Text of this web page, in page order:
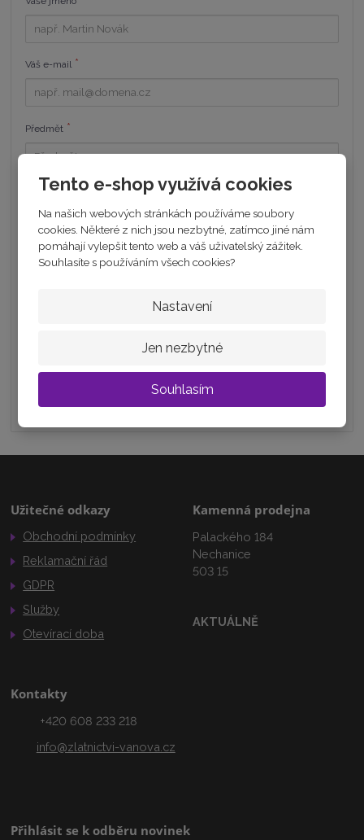
Tento e-shop využívá cookies
Na našich webových stránkách používáme soubory
cookies. Některé z nich jsou nezbytné, zatímco jiné nám
pomáhají vylepšit tento web a váš uživatelský zážitek.
Souhlasíte s používáním všech cookies?
Nastavení
Jen nezbytné
Souhlasím
Váš e-mail *
Předmět *
Váš dotaz *
Odeslat
Souhlasím sezpracováním osobních údajů.
Užitečné odkazy
Obchodní podmínky
Reklamační řád
GDPR
Služby
Otevírací doba
Kamenná prodejna
Palackého 184
Nechanice
503 15
AKTUÁLNĚ
Kontakty
+420 608 233 218
info@zlatnictvi-vanova.cz
Přihlásit se k odběru novinek